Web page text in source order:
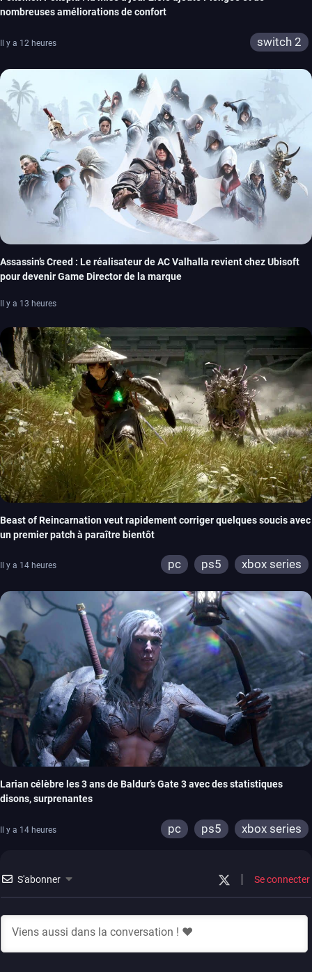
nombreuses améliorations de confort
Il y a 12 heures switch 2
Assassin’s Creed : Le réalisateur de AC Valhalla revient chez Ubisoft
pour devenir Game Director de la marque
Il y a 13 heures
Beast of Reincarnation veut rapidement corriger quelques soucis avec
un premier patch à paraître bientôt
Il y a 14 heures pc ps5 xbox series
Larian célèbre les 3 ans de Baldur’s Gate 3 avec des statistiques
disons, surprenantes
Il y a 14 heures pc ps5 xbox series
S'abonner Se connecter